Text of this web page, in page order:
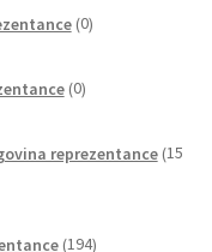
0izdelkov
0izdelkov
reprezentance 15
194